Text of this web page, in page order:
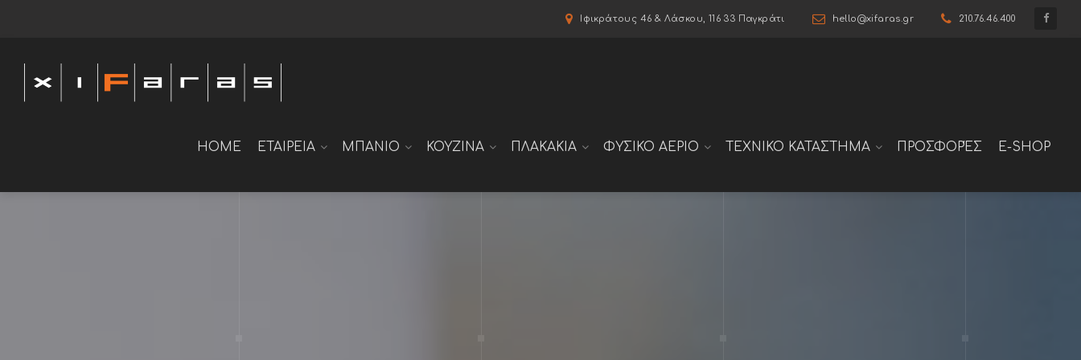
Ιφικράτους 46 & Λάσκου, 116 33 Παγκράτι hello@xifaras.gr 210.76.46.400
HOME ΕΤΑΙΡΕΙΑ ΜΠΑΝΙΟ ΚΟΥΖΙΝΑ ΠΛΑΚΑΚΙΑ ΦΥΣΙΚΟ ΑΕΡΙΟ ΤΕΧΝΙΚΟ ΚΑΤΑΣΤΗΜΑ ΠΡΟΣΦΟΡΈΣ E-SHOP